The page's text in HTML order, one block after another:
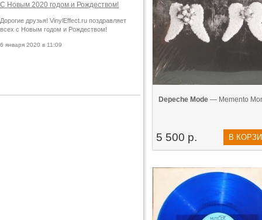
С Новым 2020 годом и Рождеством!
Дорогие друзья! VinylEffect.ru поздравляет
всех с Новым годом и Рождеством!
6 января 2020 в 11:09
Depeche Mode— Memento
5 500 р. В